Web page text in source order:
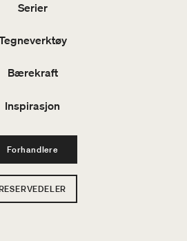
Serier
Bærekraft
Inspirasjon
Forhandlere